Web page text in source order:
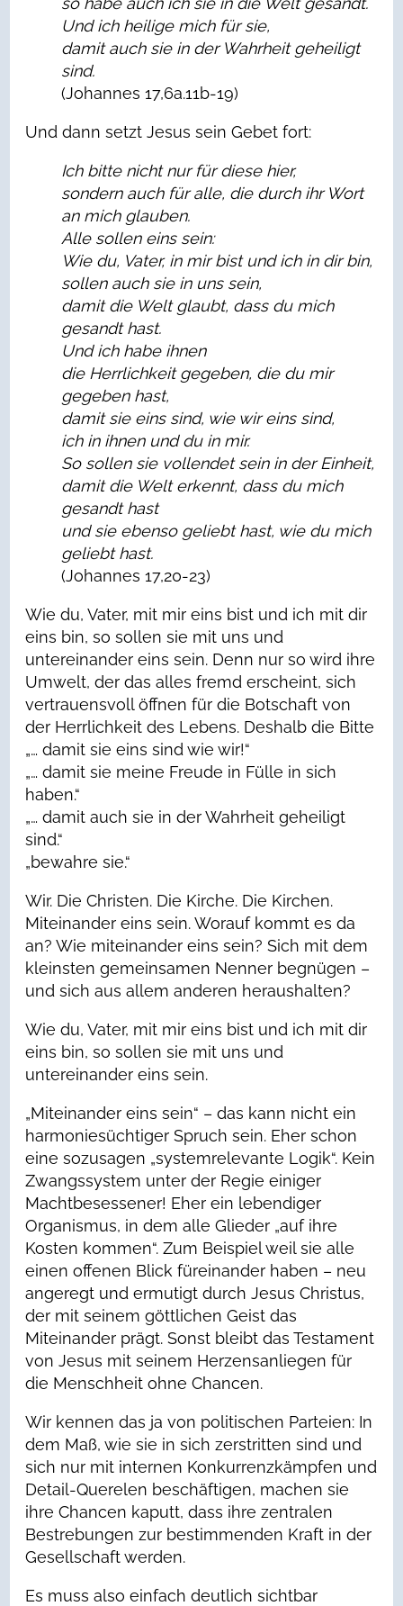
Und ich heilige mich für sie,
damit auch sie in der Wahrheit geheiligt
sind.
(Johannes 17,6a.11b-19)
Und dann setzt Jesus sein Gebet fort:
Ich bitte nicht nur für diese hier,
sondern auch für alle, die durch ihr Wort
an mich glauben.
Alle sollen eins sein:
Wie du, Vater, in mir bist und ich in dir bin,
sollen auch sie in uns sein,
damit die Welt glaubt, dass du mich
gesandt hast.
Und ich habe ihnen
die Herrlichkeit gegeben, die du mir
gegeben hast,
damit sie eins sind, wie wir eins sind,
ich in ihnen und du in mir.
So sollen sie vollendet sein in der Einheit,
damit die Welt erkennt, dass du mich
gesandt hast
und sie ebenso geliebt hast, wie du mich
geliebt hast.
(Johannes 17,20-23)
Wie du, Vater, mit mir eins bist und ich mit dir
eins bin, so sollen sie mit uns und
untereinander eins sein. Denn nur so wird ihre
Umwelt, der das alles fremd erscheint, sich
vertrauensvoll öffnen für die Botschaft von
der Herrlichkeit des Lebens. Deshalb die Bitte
„… damit sie eins sind wie wir!“
„… damit sie meine Freude in Fülle in sich
haben.“
„… damit auch sie in der Wahrheit geheiligt
sind.“
„bewahre sie.“
Wir. Die Christen. Die Kirche. Die Kirchen.
Miteinander eins sein. Worauf kommt es da
an? Wie miteinander eins sein? Sich mit dem
kleinsten gemeinsamen Nenner begnügen –
und sich aus allem anderen heraushalten?
Wie du, Vater, mit mir eins bist und ich mit dir
eins bin, so sollen sie mit uns und
untereinander eins sein.
„Miteinander eins sein“ – das kann nicht ein
harmoniesüchtiger Spruch sein. Eher schon
eine sozusagen „systemrelevante Logik“. Kein
Zwangssystem unter der Regie einiger
Machtbesessener! Eher ein lebendiger
Organismus, in dem alle Glieder „auf ihre
Kosten kommen“. Zum Beispiel weil sie alle
einen offenen Blick füreinander haben – neu
angeregt und ermutigt durch Jesus Christus,
der mit seinem göttlichen Geist das
Miteinander prägt. Sonst bleibt das Testament
von Jesus mit seinem Herzensanliegen für
die Menschheit ohne Chancen.
Wir kennen das ja von politischen Parteien: In
dem Maß, wie sie in sich zerstritten sind und
sich nur mit internen Konkurrenzkämpfen und
Detail-Querelen beschäftigen, machen sie
ihre Chancen kaputt, dass ihre zentralen
Bestrebungen zur bestimmenden Kraft in der
Gesellschaft werden.
Es muss also einfach deutlich sichtbar